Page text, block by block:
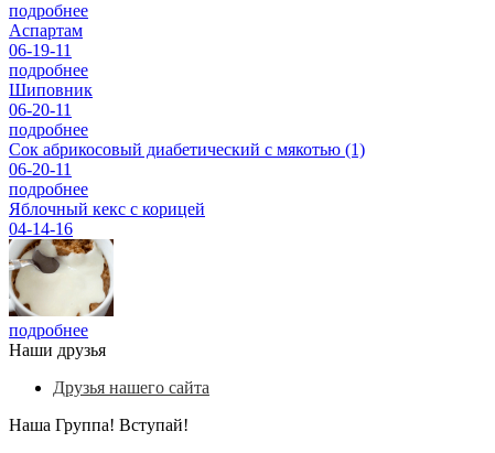
подробнее
Аспартам
06-19-11
подробнее
Шиповник
06-20-11
подробнее
Сок абрикосовый диабетический с мякотью (1)
06-20-11
подробнее
Яблочный кекс с корицей
04-14-16
подробнее
Наши друзья
Друзья нашего сайта
Наша Группа! Вступай!